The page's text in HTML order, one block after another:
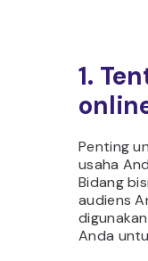
1.
Penting
usaha
Bidang
audiens
Anda